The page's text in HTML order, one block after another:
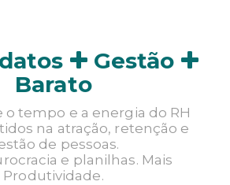
TENHO INTERESSE
Gestão
Barato
o tempo e a energia do RH
na atração, retenção e
de pessoas.
e planilhas. Mais
Produtividade.